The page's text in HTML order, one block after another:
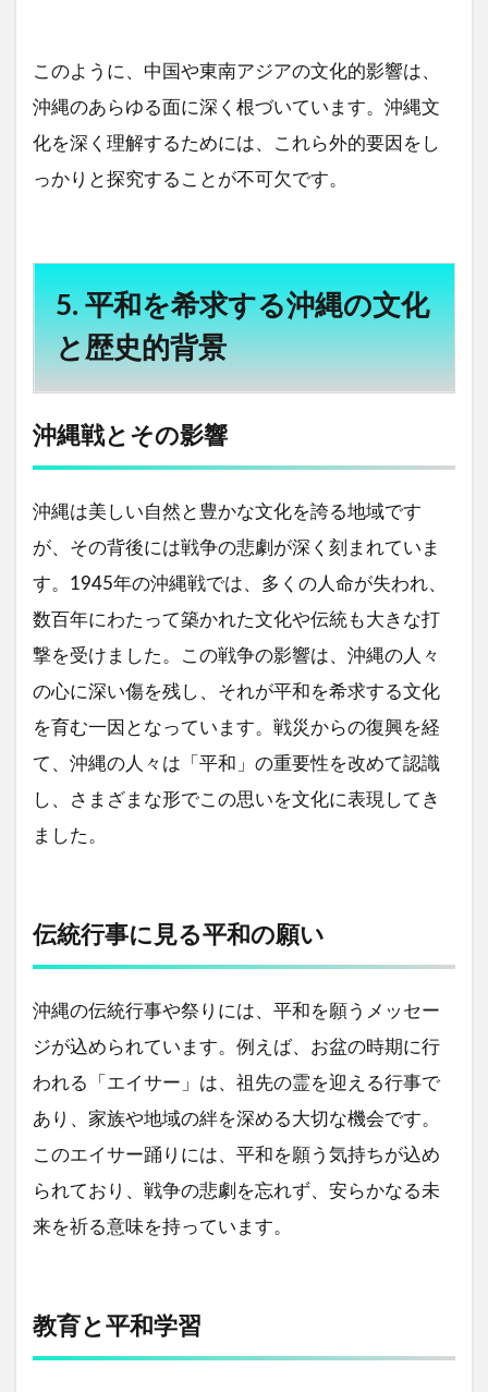
このように、中国や東南アジアの文化的影響は、
沖縄のあらゆる面に深く根づいています。沖縄文
化を深く理解するためには、これら外的要因をし
っかりと探究することが不可欠です。
5. 平和を希求する沖縄の文化
と歴史的背景
沖縄戦とその影響
沖縄は美しい自然と豊かな文化を誇る地域です
が、その背後には戦争の悲劇が深く刻まれていま
す。1945年の沖縄戦では、多くの人命が失われ、
数百年にわたって築かれた文化や伝統も大きな打
撃を受けました。この戦争の影響は、沖縄の人々
の心に深い傷を残し、それが平和を希求する文化
を育む一因となっています。戦災からの復興を経
て、沖縄の人々は「平和」の重要性を改めて認識
し、さまざまな形でこの思いを文化に表現してき
ました。
伝統行事に見る平和の願い
沖縄の伝統行事や祭りには、平和を願うメッセー
ジが込められています。例えば、お盆の時期に行
われる「エイサー」は、祖先の霊を迎える行事で
あり、家族や地域の絆を深める大切な機会です。
このエイサー踊りには、平和を願う気持ちが込め
られており、戦争の悲劇を忘れず、安らかなる未
来を祈る意味を持っています。
教育と平和学習